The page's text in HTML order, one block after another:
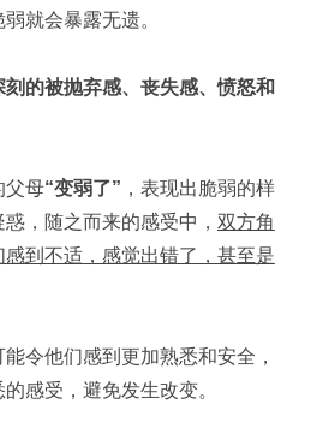
就会暴露无遗。
的被抛弃感、丧失感、愤怒和
父母“变弱了” ，表现出脆弱的样
，随之而来的感受中， 双方角
到不适，感觉出错了，甚至是
令他们感到更加熟悉和安全，
感受，避免发生改变。